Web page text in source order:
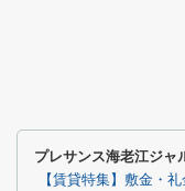
プレサンス海老江ジャ
【賃貸特集】敷金・